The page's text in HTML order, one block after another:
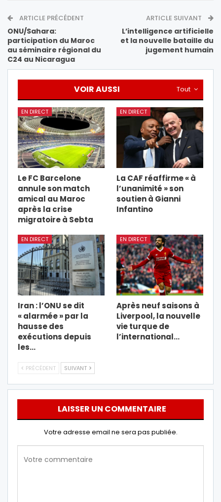
ARTICLE PRÉCÉDENT
ONU/Sahara:
participation du Maroc
au séminaire régional du
C24 au Nicaragua
ARTICLE SUIVANT
L’intelligence artificielle
et la nouvelle bataille du
jugement humain
Tout
VOIR AUSSI
EN DIRECT
Le FC Barcelone
annule son match
amical au Maroc
après la crise
migratoire à Sebta
EN DIRECT
La CAF réaffirme « à
l’unanimité » son
soutien à Gianni
Infantino
EN DIRECT
Iran : l’ONU se dit
« alarmée » par la
hausse des
exécutions depuis
les…
EN DIRECT
Après neuf saisons à
Liverpool, la nouvelle
vie turque de
l’international…
PRÉCÉDENT SUIVANT
LAISSER UN COMMENTAIRE
Votre adresse email ne sera pas publiée.